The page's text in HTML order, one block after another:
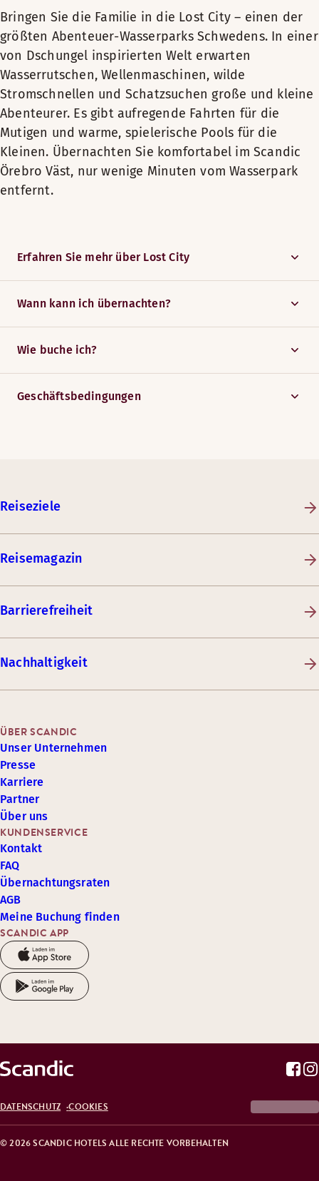
Bringen Sie die Familie in die Lost City – einen der
größten Abenteuer-Wasserparks Schwedens. In einer
von Dschungel inspirierten Welt erwarten
Wasserrutschen, Wellenmaschinen, wilde
Stromschnellen und Schatzsuchen große und kleine
Abenteurer. Es gibt aufregende Fahrten für die
Mutigen und warme, spielerische Pools für die
Kleinen. Übernachten Sie komfortabel im Scandic
Örebro Väst, nur wenige Minuten vom Wasserpark
entfernt.
Erfahren Sie mehr über Lost City
Wann kann ich übernachten?
Wie buche ich?
Geschäftsbedingungen
Reiseziele
Reisemagazin
Barrierefreiheit
Nachhaltigkeit
SCANDIC APP
KUNDENSERVICE
Kontakt
FAQ
Übernachtungsraten
AGB
Meine Buchung finden
ÜBER SCANDIC
Unser Unternehmen
Presse
Karriere
Partner
Über uns
© 2026 SCANDIC HOTELS ALLE RECHTE VORBEHALTEN
DATENSCHUTZ COOKIES